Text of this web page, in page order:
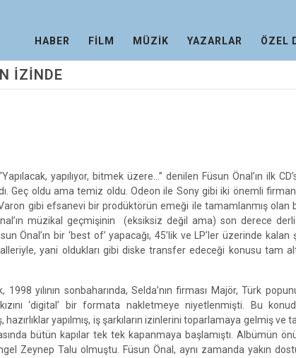
HABER FİLM MÜZİK YAZARLAR ÖZEL
İZİNDE
yapılıyor, bitmek üzere…” denilen Füsun Önal’ın ilk
Geç oldu ama temiz oldu. Odeon ile Sony gibi iki önemli
gibi efsanevi bir prodüktörün emeği ile tamamlanmış olan
müzikal geçmişinin (eksiksiz değil ama) son derece
Önal’ın bir ‘best of’ yapacağı, 45’lik ve LP’ler üzerinde kalan
yani oldukları gibi diske transfer edeceği konusu tam
1998 yılının sonbaharında, Selda’nın firması Majör, Türk
‘digital’ bir formata nakletmeye niyetlenmişti. Bu
hazırlıklar yapılmış, iş şarkıların izinlerini toparlamaya gelmiş ve
bütün kapılar tek tek kapanmaya başlamıştı. Albümün
Zeynep Talu olmuştu. Füsun Önal, aynı zamanda yakın